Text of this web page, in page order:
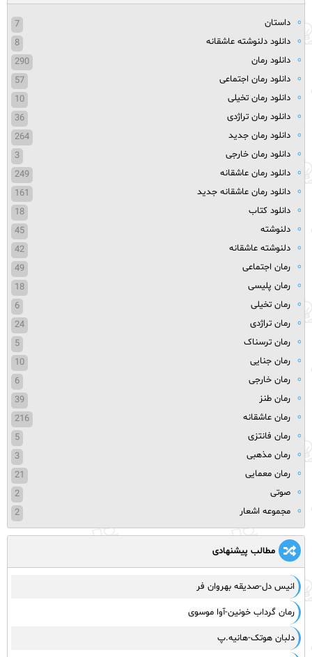
داستان
7
دانلود دلنوشته عاشقانه
8
دانلود رمان
290
دانلود رمان اجتماعی
57
دانلود رمان تخیلی
10
دانلود رمان تراژدی
36
دانلود رمان جدید
264
دانلود رمان خارجی
3
دانلود رمان عاشقانه
249
دانلود رمان عاشقانه جدید
161
دانلود کتاب
18
دلنوشته
45
دلنوشته عاشقانه
42
رمان اجتماعی
49
رمان پلیسی
18
رمان تخیلی
6
رمان تراژدی
24
رمان ترسناک
5
رمان جنایی
10
رمان خارجی
6
رمان طنز
39
رمان عاشقانه
216
رمان فانتزی
5
رمان مذهبی
3
رمان معمایی
21
صوتی
2
مجموعه اشعار
2
مطالب پیشنهادی
انیس دل-صدیقه بهروان فر
رمان گرداب خونین-آوا موسوی
دلبان هوتک-هانیه.پ